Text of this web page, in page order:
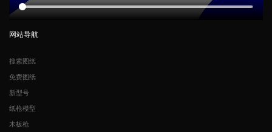
网站导航
搜索图纸
免费图纸
新型号
纸枪模型
木板枪